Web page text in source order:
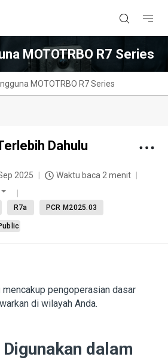
MOTOTRBO R7 Series
MOTOTRBO R7 Series
Dahulu
2025
Waktu baca 2 menit
R7a PCR M2025.03
mencakup pengoperasian dasar
di wilayah Anda.
dalam